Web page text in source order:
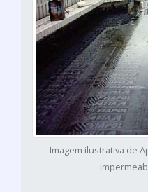
Imagem ilustrativa de